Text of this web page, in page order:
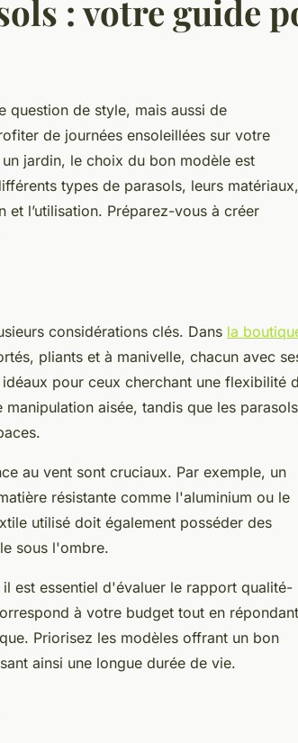
: votre guide
question de style, mais aussi de
de journées ensoleillées sur votre
jardin, le choix du bon modèle est
types de parasols, leurs matériaux,
et l’utilisation. Préparez-vous à créer
considérations clés. Dans la
pliants et à manivelle, chacun avec
pour ceux cherchant une flexibilité
aisée, tandis que les parasols
au vent sont cruciaux. Par exemple, un
résistante comme l'aluminium ou le
utilisé doit également posséder des
sous l'ombre.
est essentiel d'évaluer le rapport qualité-
à votre budget tout en
Priorisez les modèles offrant un bon
ainsi une longue durée de vie.